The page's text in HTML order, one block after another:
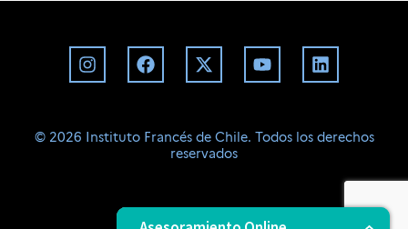
©️ 2026 Instituto Francés de Chile. Todos los derechos
reservados